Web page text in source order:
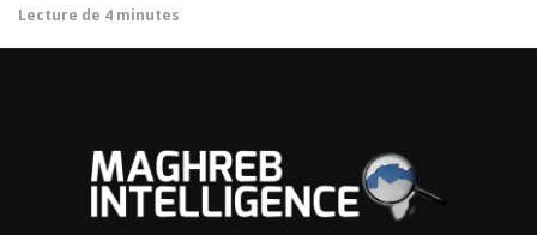
Lecture de 4 minutes